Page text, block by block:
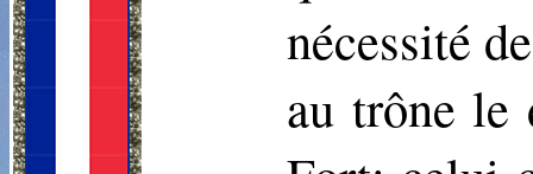
nécessité
au trône le